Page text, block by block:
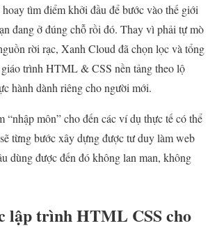
tìm điểm khởi đầu để bước vào thế giới
đang ở đúng chỗ rồi đó. Thay vì phải tự mò
rời rạc, Xanh Cloud đã chọn lọc và tổng
trình HTML & CSS nền tảng theo lộ
hành dành riêng cho người mới.
“nhập môn” cho đến các ví dụ thực tế có thể
từng bước xây dựng được tư duy làm web
dùng được đến đó không lan man, không
lập trình HTML CSS cho